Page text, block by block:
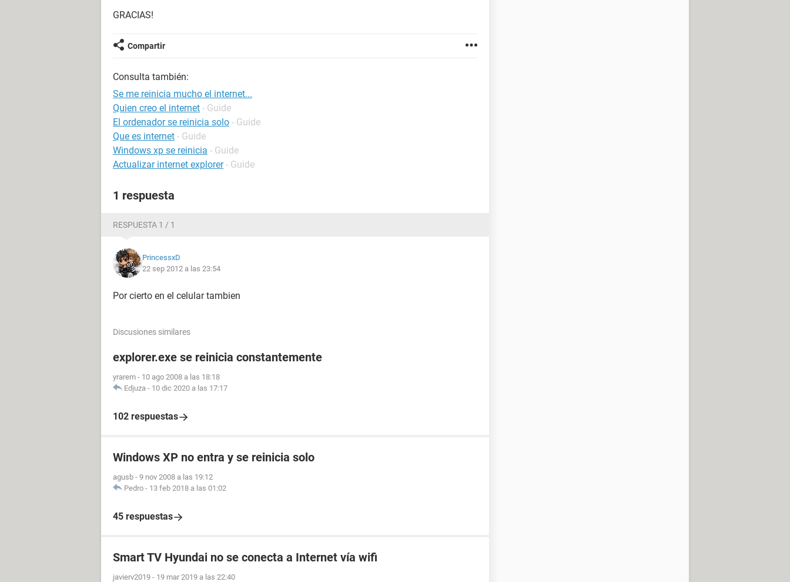
GRACIAS!
Compartir
Consulta también:
Se me reinicia mucho el internet...
Quien creo el internet - Guide
El ordenador se reinicia solo - Guide
Que es internet - Guide
Windows xp se reinicia - Guide
Actualizar internet explorer - Guide
1 respuesta
RESPUESTA 1 / 1
PrincessxD
22 sep 2012 a las 23:54
Por cierto en el celular tambien
Discusiones similares
explorer.exe se reinicia constantemente
yrarem - 10 ago 2008 a las 18:18
Edjuza - 10 dic 2020 a las 17:17
102 respuestas
Windows XP no entra y se reinicia solo
agusb - 9 nov 2008 a las 19:12
Pedro - 13 feb 2018 a las 01:02
45 respuestas
Smart TV Hyundai no se conecta a Internet vía wifi
javierv2019 - 19 mar 2019 a las 22:40